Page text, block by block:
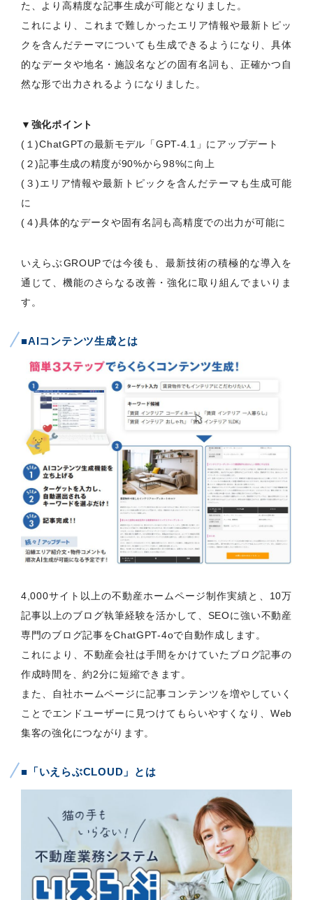
た、より高精度な記事生成が可能となりました。
これにより、これまで難しかったエリア情報や最新トピッ
クを含んだテーマについても生成できるようになり、具体
的なデータや地名・施設名などの固有名詞も、正確かつ自
然な形で出力されるようになりました。
▼強化ポイント
(１)ChatGPTの最新モデル「GPT-4.1」にアップデート
(２)記事生成の精度が90%から98%に向上
(３)エリア情報や最新トピックを含んだテーマも生成可能
に
(４)具体的なデータや固有名詞も高精度での出力が可能に
いえらぶGROUPでは今後も、最新技術の積極的な導入を
通じて、機能のさらなる改善・強化に取り組んでまいりま
す。
■AIコンテンツ生成とは
4,000サイト以上の不動産ホームページ制作実績と、10万
記事以上のブログ執筆経験を活かして、SEOに強い不動産
専門のブログ記事をChatGPT-4oで自動作成します。
これにより、不動産会社は手間をかけていたブログ記事の
作成時間を、約2分に短縮できます。
また、自社ホームページに記事コンテンツを増やしていく
ことでエンドユーザーに見つけてもらいやすくなり、Web
集客の強化につながります。
■「いえらぶCLOUD」とは